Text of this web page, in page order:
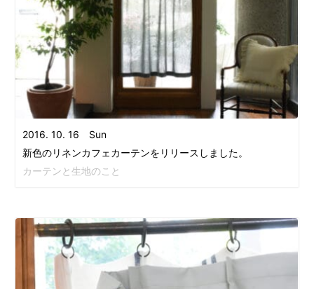
2016. 10. 16 Sun
新色のリネンカフェカーテンをリリースしました。
カーテンと生地のこと